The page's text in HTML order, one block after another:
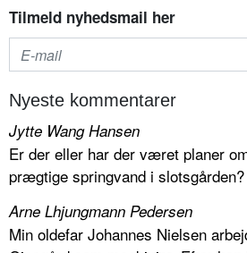
Tilmeld nyhedsmail her
Nyeste kommentarer
Jytte Wang Hansen
Er der eller har der været planer
prægtige springvand i slotsgården?
Arne Lhjungmann Pedersen
Min oldefar Johannes Nielsen